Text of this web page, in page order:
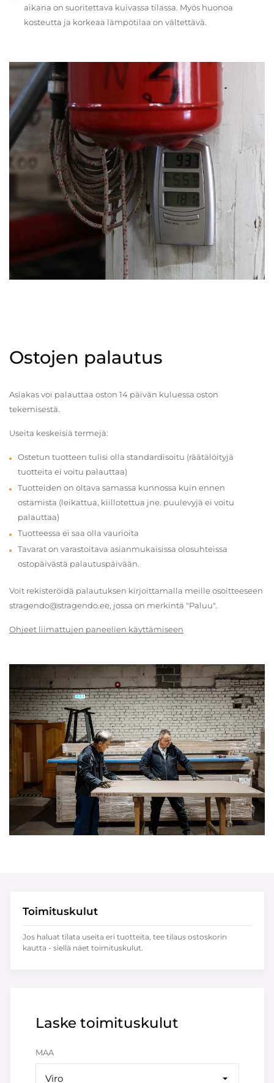
aikana on suoritettava kuivassa tilassa. Myös huonoa
kosteutta ja korkeaa lämpötilaa on vältettävä.
Ostojen palautus
Asiakas voi palauttaa oston 14 päivän kuluessa oston
tekemisestä.
Useita keskeisiä termejä:
Ostetun tuotteen tulisi olla standardisoitu (räätälöityjä
tuotteita ei voitu palauttaa)
Tuotteiden on oltava samassa kunnossa kuin ennen
ostamista (leikattua, kiillotettua jne. puulevyjä ei voitu
palauttaa)
Tuotteessa ei saa olla vaurioita
Tavarat on varastoitava asianmukaisissa olosuhteissa
ostopäivästä palautuspäivään.
Voit rekisteröidä palautuksen kirjoittamalla meille osoitteeseen
stragendo@stragendo.ee, jossa on merkintä "Paluu".
Ohjeet liimattujen paneelien käyttämiseen
Laske toimituskulut
MAA
Viro
Toimituskulut
Jos haluat tilata useita eri tuotteita, tee tilaus ostoskorin
kautta - siellä näet toimituskulut.